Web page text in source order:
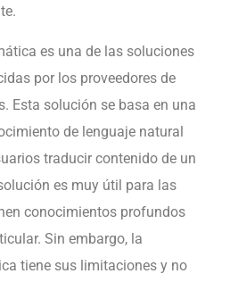
es una de las soluciones
por los proveedores de
Esta solución se basa en una
de lenguaje natural
traducir contenido de un
es muy útil para las
conocimientos profundos
Sin embargo, la
tiene sus limitaciones y no